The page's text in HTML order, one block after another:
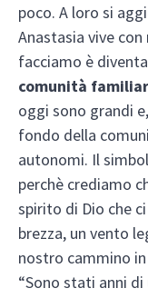
poco. A loro si
Anastasia vive
facciamo è
comunità
oggi sono grandi
fondo della
autonomi. Il
perchè crediamo
spirito di Dio che
brezza, un vento
nostro cammino
“Sono stati anni